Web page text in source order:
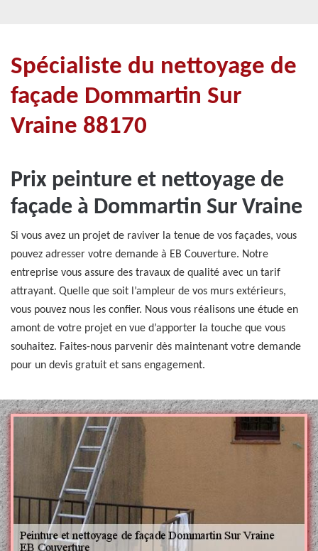
Spécialiste du nettoyage de
façade Dommartin Sur
Vraine 88170
Prix peinture et nettoyage de
façade à Dommartin Sur Vraine
Si vous avez un projet de raviver la tenue de vos façades, vous
pouvez adresser votre demande à EB Couverture. Notre
entreprise vous assure des travaux de qualité avec un tarif
attrayant. Quelle que soit l’ampleur de vos murs extérieurs,
vous pouvez nous les confier. Nous vous réalisons une étude en
amont de votre projet en vue d’apporter la touche que vous
souhaitez. Faites-nous parvenir dès maintenant votre demande
pour un devis gratuit et sans engagement.